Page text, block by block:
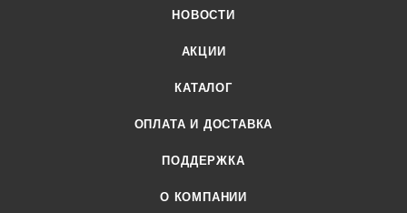
НОВОСТИ
АКЦИИ
КАТАЛОГ
ОПЛАТА И ДОСТАВКА
ПОДДЕРЖКА
О КОМПАНИИ